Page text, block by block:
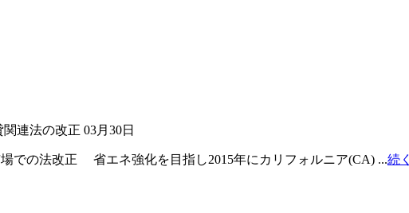
関連法の改正 03月30日
での法改正 省エネ強化を目指し2015年にカリフォルニア(CA) ...続く